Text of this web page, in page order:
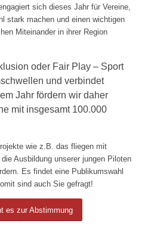
sich dieses Jahr für Vereine,
stark machen und einen wichtigen
Miteinander in ihrer Region
oder Fair Play – Sport
und verbindet
Jahr fördern wir daher
mit insgesamt 100.000
wie z.B. das fliegen mit
Ausbildung unserer jungen Piloten
Es findet eine Publikumswahl
sind auch Sie gefragt!
es zur Abstimmung